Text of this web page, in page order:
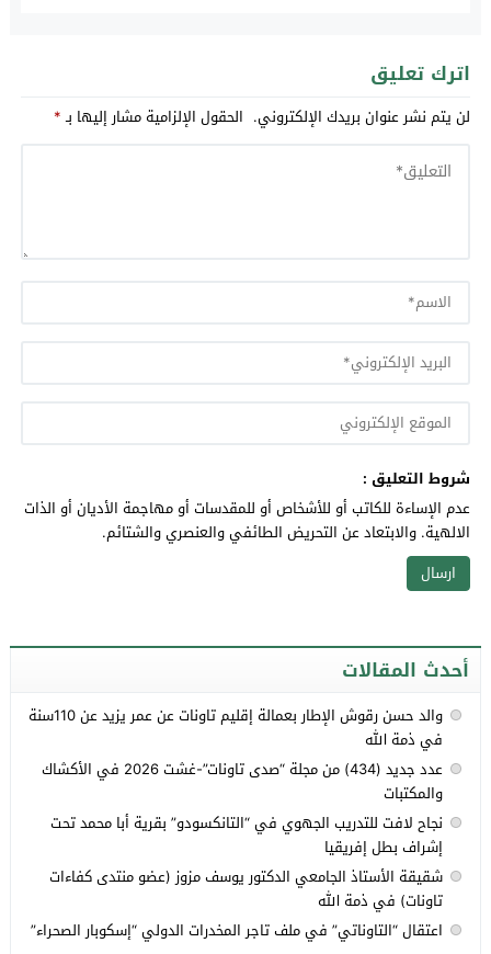
اترك تعليق
لن يتم نشر عنوان بريدك الإلكتروني. الحقول الإلزامية مشار إليها بـ*
شروط التعليق :
عدم الإساءة للكاتب أو للأشخاص أو للمقدسات أو مهاجمة الأديان أو الذات
الالهية. والابتعاد عن التحريض الطائفي والعنصري والشتائم.
أحدث المقالات
والد حسن رقوش الإطار بعمالة إقليم تاونات عن عمر يزيد عن 110سنة
في ذمة الله
عدد جديد (434) من مجلة “صدى تاونات”-غشت 2026 في الأكشاك
والمكتبات
نجاح لافت للتدريب الجهوي في “التانكسودو” بقرية أبا محمد تحت
إشراف بطل إفريقيا
شقيقة الأستاذ الجامعي الدكتور يوسف مزوز (عضو منتدى كفاءات
تاونات) في ذمة الله
اعتقال “التاوناتي” في ملف تاجر المخدرات الدولي “إسكوبار الصحراء”